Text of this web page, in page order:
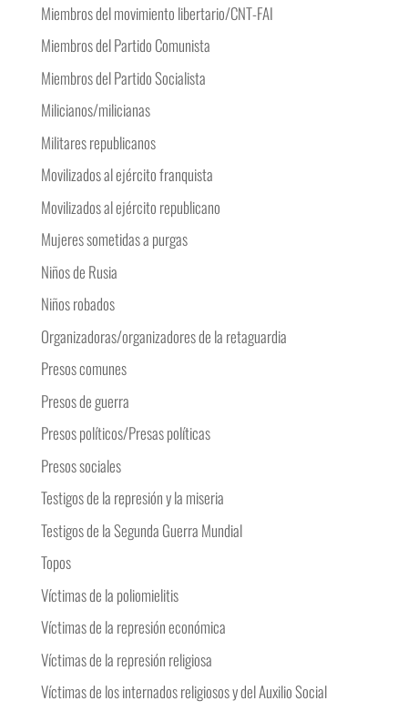
Miembros del movimiento libertario/CNT-FAI
Miembros del Partido Comunista
Miembros del Partido Socialista
Milicianos/milicianas
Militares republicanos
Movilizados al ejército franquista
Movilizados al ejército republicano
Mujeres sometidas a purgas
Niños de Rusia
Niños robados
Organizadoras/organizadores de la retaguardia
Presos comunes
Presos de guerra
Presos políticos/Presas políticas
Presos sociales
Testigos de la represión y la miseria
Testigos de la Segunda Guerra Mundial
Topos
Víctimas de la poliomielitis
Víctimas de la represión económica
Víctimas de la represión religiosa
Víctimas de los internados religiosos y del Auxilio Social